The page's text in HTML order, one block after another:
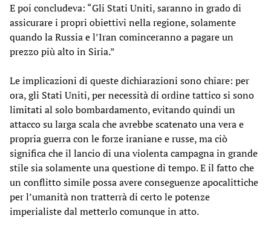
E poi concludeva: “Gli Stati Uniti, saranno in grado di
assicurare i propri obiettivi nella regione, solamente
quando la Russia e l’Iran cominceranno a pagare un
prezzo più alto in Siria.”
Le implicazioni di queste dichiarazioni sono chiare: per
ora, gli Stati Uniti, per necessità di ordine tattico si sono
limitati al solo bombardamento, evitando quindi un
attacco su larga scala che avrebbe scatenato una vera e
propria guerra con le forze iraniane e russe, ma ciò
significa che il lancio di una violenta campagna in grande
stile sia solamente una questione di tempo. E il fatto che
un conflitto simile possa avere conseguenze apocalittiche
per l’umanità non tratterrà di certo le potenze
imperialiste dal metterlo comunque in atto.